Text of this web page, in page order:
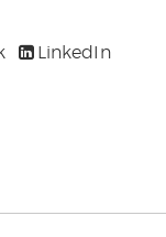
LinkedIn